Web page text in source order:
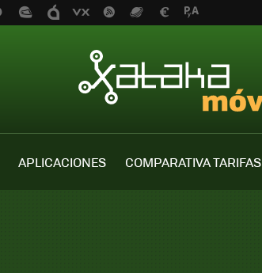
APLICACIONES COMPARATIVA TARIFAS